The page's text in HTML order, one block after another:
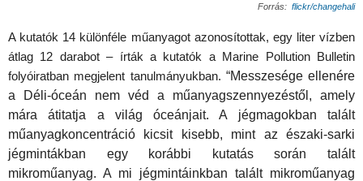
Forrás: flickr/changehali
A kutatók 14 különféle műanyagot azonosítottak, egy liter vízben
átlag 12 darabot – írták a kutatók a Marine Pollution Bulletin
folyóiratban megjelent tanulmányukban. “Messzesége ellenére
a Déli-óceán nem véd a műanyagszennyezéstől, amely
mára átitatja a világ óceánjait. A jégmagokban talált
műanyagkoncentráció kicsit kisebb, mint az északi-sarki
jégmintákban egy korábbi kutatás során talált
mikroműanyag. A mi jégmintáinkban talált mikroműanyag